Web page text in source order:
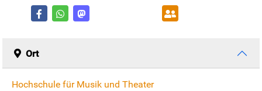
Ort
Hochschule für Musik und Theater